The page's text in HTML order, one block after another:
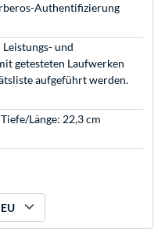
Authentifizierung
und
getesteten Laufwerken
aufgeführt werden.
Länge: 22,3 cm